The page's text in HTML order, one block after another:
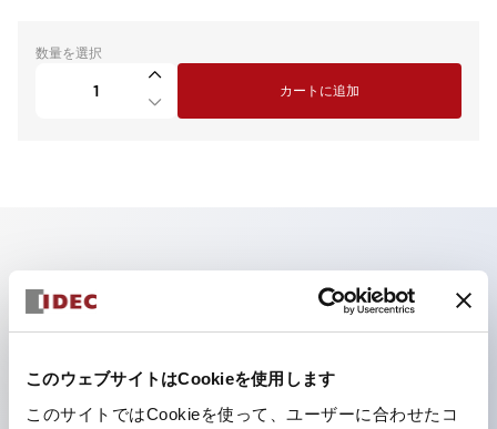
このウェブサイトはCookieを使用します
このサイトではCookieを使って、ユーザーに合わせたコ
数量を選択
カートに追加
主な特長
2026年1月より新カタログモデルの製品に順次切り替え
予定